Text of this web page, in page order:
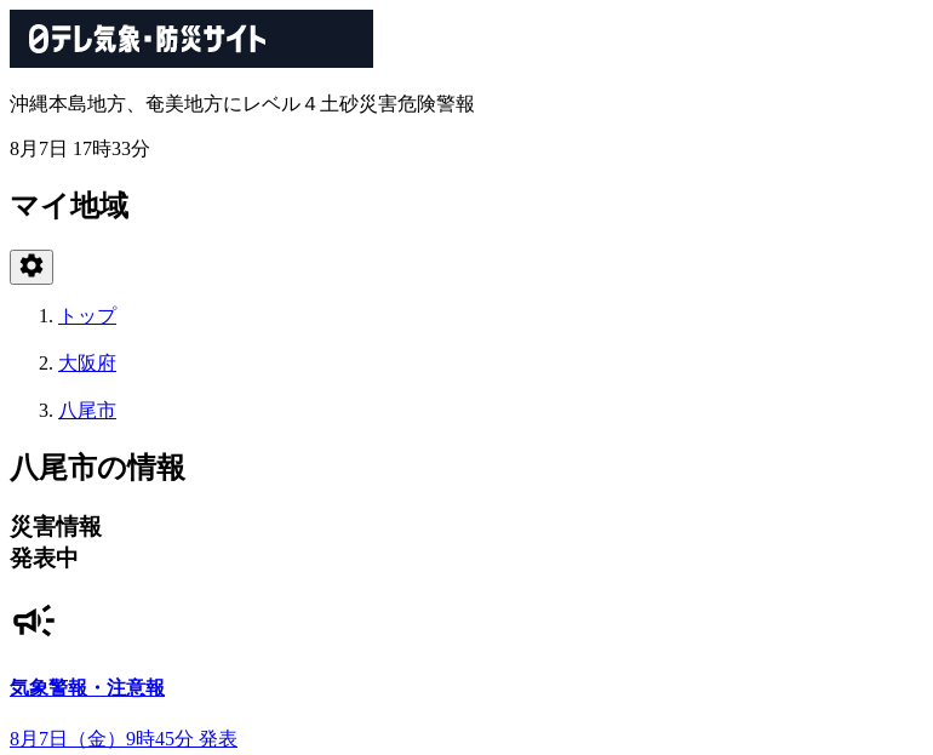
沖縄本島地方、奄美地方にレベル４土砂災害危険警報
8月7日 17時33分
マイ地域
トップ
大阪府
八尾市
八尾市の情報
災害情報
発表中
気象警報・注意報
8月7日（金）9時45分 発表